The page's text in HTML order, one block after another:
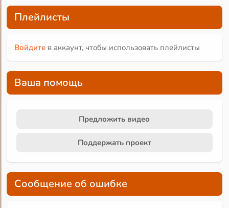
Плейлисты
Войдите в аккаунт, чтобы использовать плейлисты
Ваша помощь
Предложить видео
Поддержать проект
Сообщение об ошибке